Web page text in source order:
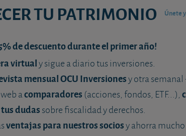
TU PATRIMONIO Únete
de descuento durante el primer año!
virtualy sigue a diario tus inversiones.
mensual OCU Inversionesy otra semanal
acomparadores (acciones, fondos, ETF...),
dudas sobre fiscalidad y derechos.
ventajas para nuestros sociosy ahorra